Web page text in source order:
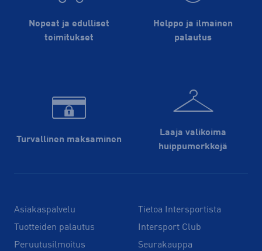
Nopeat ja edulliset
toimitukset
Helppo ja ilmainen
palautus
Turvallinen maksaminen
Laaja valikoima
huippu­merkkejä
Asiakaspalvelu
Tuotteiden palautus
Peruutusilmoitus
Tietoa Intersportista
Intersport Club
Seurakauppa